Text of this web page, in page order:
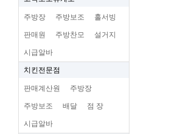
주방장 주방보조 홀서빙
판매원 주방찬모 설거지
시급알바
치킨전문점
판매계산원 주방장
주방보조 배달 점 장
시급알바